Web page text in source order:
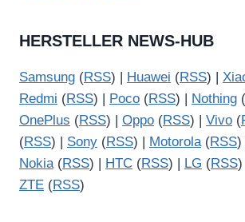
HERSTELLER NEWS-HUB
Samsung (RSS) | Huawei (RSS) |
Redmi (RSS) | Poco (RSS) | Nothing (
OnePlus (RSS) | Oppo (RSS) | Vivo (
(RSS) | Sony (RSS) | Motorola(RSS) |
Nokia(RSS) | HTC (RSS) | LG (RSS) |
ZTE (RSS)